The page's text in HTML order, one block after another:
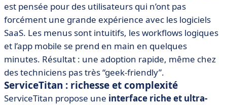
est pensée pour des utilisateurs qui n’ont pas
forcément une grande expérience avec les logiciels
SaaS. Les menus sont intuitifs, les workflows logiques
et l’app mobile se prend en main en quelques
minutes. Résultat : une adoption rapide, même chez
des techniciens pas très “geek-friendly”.
ServiceTitan : richesse et complexité
ServiceTitan propose une interface riche et ultra-